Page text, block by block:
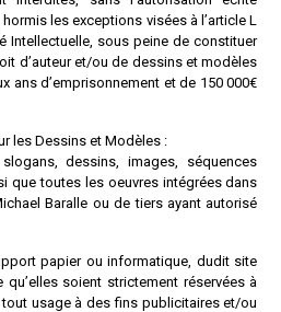
les exceptions visées à l’article L
Intellectuelle, sous peine de constituer
d’auteur et/ou de dessins et modèles
ans d’emprisonnement et de 150 000€
les Dessins et Modèles :
dessins, images, séquences
que toutes les oeuvres intégrées dans
Baralle ou de tiers ayant autorisé
papier ou informatique, dudit site
soient strictement réservées à
usage à des fins publicitaires et/ou